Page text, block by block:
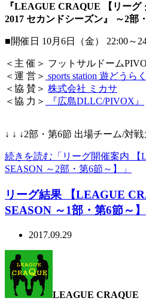
『LEAGUE CRAQUE 【リーグ
2017 セカンドシーズン』 ～2部
■開催日 10月6日（金） 22:00～
＜主 催＞ フットサルドーム
＜運 営＞ sports station 遊どうら
＜協 賛＞ 株式会社 ミカサ
＜協 力＞
『広島DLLC/PIVOX』
↓ ↓ ↓2部・第6節 出場チーム/対
続きを読む「リーグ開催案内 【
SEASON ～2部・第6節～】」
リーグ結果 【LEAGUE
SEASON ～1部・第6節～】
2017.09.29
LEAGUE CRAQUE